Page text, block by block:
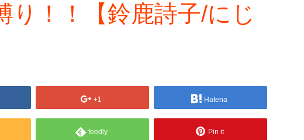
り！！【鈴鹿詩子/にじ
+1 Hatena
feedly Pin it